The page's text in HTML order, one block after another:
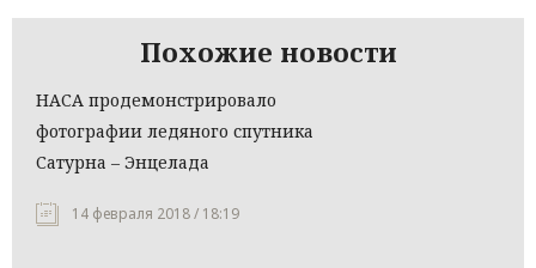
Похожие новости
НАСА продемонстрировало
фотографии ледяного спутника
Сатурна – Энцелада
14 февраля 2018 / 18:19